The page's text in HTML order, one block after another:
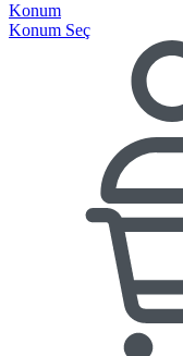
Konum
Konum Seç